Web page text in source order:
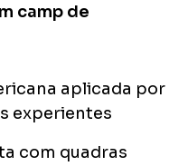
camp de
aplicada por
experientes
com quadras